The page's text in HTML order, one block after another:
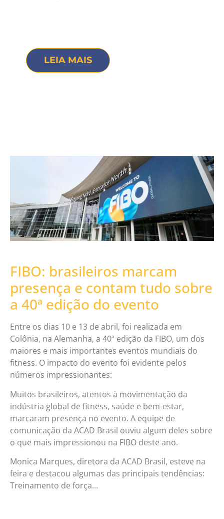
LEIA MAIS
FIBO: brasileiros marcam
presença e contam tudo sobre
a 40ª edição do evento
Entre os dias 10 e 13 de abril, foi realizada em
Colônia, na Alemanha, a 40ª edição da FIBO, um dos
maiores e mais importantes eventos mundiais do
fitness. O impacto do evento foi evidente pelos
números impressionantes:
Muitos brasileiros, atentos à movimentação da
indústria global de fitness, saúde e bem-estar,
marcaram presença no evento. A equipe de
comunicação da ACAD Brasil ouviu algum deles sobre
o que mais impressionou na FIBO deste ano.
Monica Marques, diretora da ACAD Brasil, esteve na
feira e destacou algumas das principais tendências:
Treinamento de força…